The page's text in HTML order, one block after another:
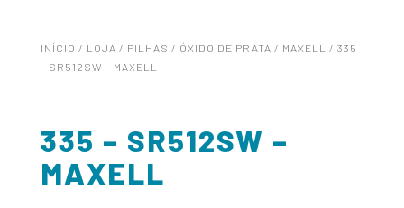
INÍCIO / LOJA / PILHAS / ÓXIDO DE PRATA / MAXELL
/ 335
– SR512SW – MAXELL
335 – SR512SW –
MAXELL